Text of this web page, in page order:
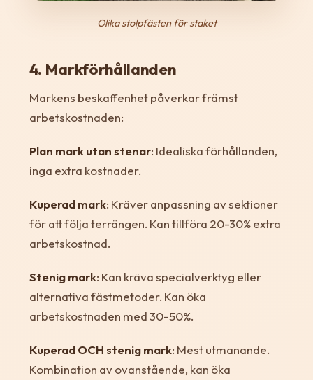
Olika stolpfästen för staket
4. Markförhållanden
Markens beskaffenhet påverkar främst
arbetskostnaden:
Plan mark utan stenar: Idealiska förhållanden,
inga extra kostnader.
Kuperad mark: Kräver anpassning av sektioner
för att följa terrängen. Kan tillföra 20-30% extra
arbetskostnad.
Stenig mark: Kan kräva specialverktyg eller
alternativa fästmetoder. Kan öka
arbetskostnaden med 30-50%.
Kuperad OCH stenig mark: Mest utmanande.
Kombination av ovanstående, kan öka